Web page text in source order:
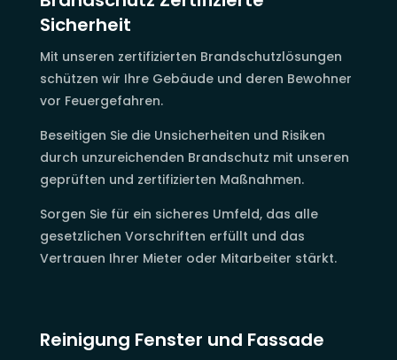
Sicherheit
Mit unseren zertifizierten Brandschutzlösungen
schützen wir Ihre Gebäude und deren Bewohner
vor Feuergefahren.
Beseitigen Sie die Unsicherheiten und Risiken
durch unzureichenden Brandschutz mit unseren
geprüften und zertifizierten Maßnahmen.
Sorgen Sie für ein sicheres Umfeld, das alle
gesetzlichen Vorschriften erfüllt und das
Vertrauen Ihrer Mieter oder Mitarbeiter stärkt.
Reinigung Fenster und Fassade